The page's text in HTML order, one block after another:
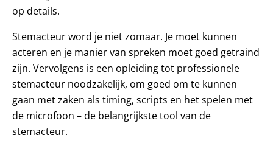
op details.
Stemacteur word je niet zomaar. Je moet kunnen
acteren en je manier van spreken moet goed getraind
zijn. Vervolgens is een opleiding tot professionele
stemacteur noodzakelijk, om goed om te kunnen
gaan met zaken als timing, scripts en het spelen met
de microfoon – de belangrijkste tool van de
stemacteur.